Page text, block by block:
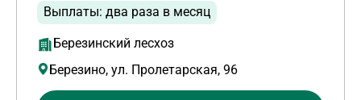
Выплаты: два раза в месяц
Березинский лесхоз
Березино, ул. Пролетарская, 96